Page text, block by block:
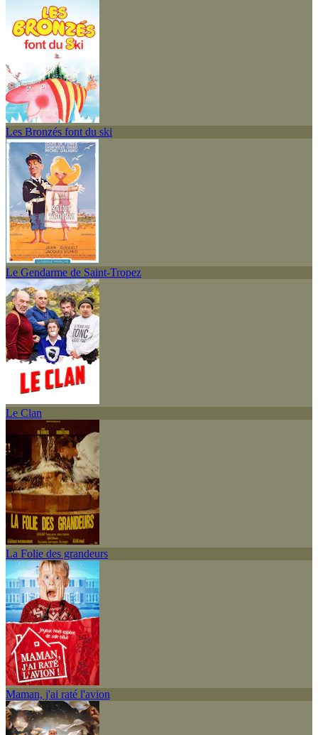
Les Bronzés font du ski
Le Gendarme de Saint-Tropez
Le Clan
La Folie des grandeurs
Maman, j'ai raté l'avion